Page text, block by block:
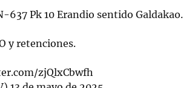
637 Pk 10 Erandio sentido Galdakao.
y retenciones.
zjQlxCbwfh